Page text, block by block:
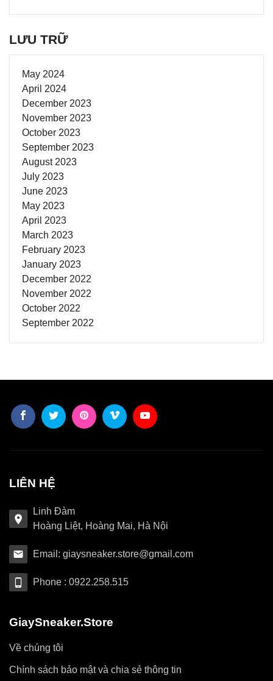
LƯU TRỮ
May 2024
April 2024
December 2023
November 2023
October 2023
September 2023
August 2023
July 2023
June 2023
May 2023
April 2023
March 2023
February 2023
January 2023
December 2022
November 2022
October 2022
September 2022
LIÊN HỆ
Linh Đàm
Hoàng Liệt, Hoàng Mai, Hà Nội
Email: giaysneaker.store@gmail.com
Phone : 0922.258.515
GiaySneaker.Store
Về chúng tôi
Chính sách bảo mật và chia sẻ thông tin